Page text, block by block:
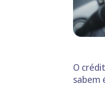
O
sabem